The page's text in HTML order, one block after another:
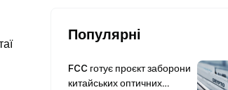
Популярні
FCC готує проєкт заборони
китайських оптичних